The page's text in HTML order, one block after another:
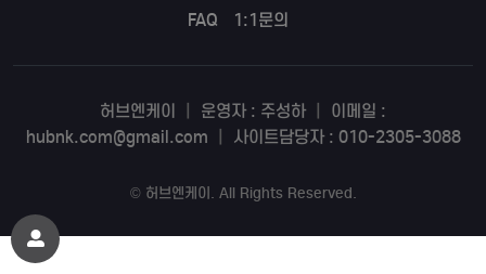
FAQ
1:1문의
허브엔케이 운영자 : 주성하
이메일 :
hubnk.com@gmail.com
사이트담당자 : 010-2305-3088
© 허브엔케이 . All Rights Reserved.